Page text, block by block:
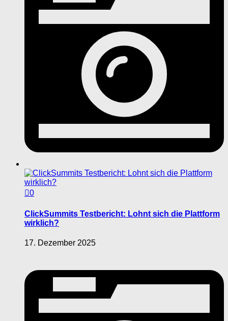
0
ClickSummits Testbericht: Lohnt sich die Plattform
wirklich?
17. Dezember 2025